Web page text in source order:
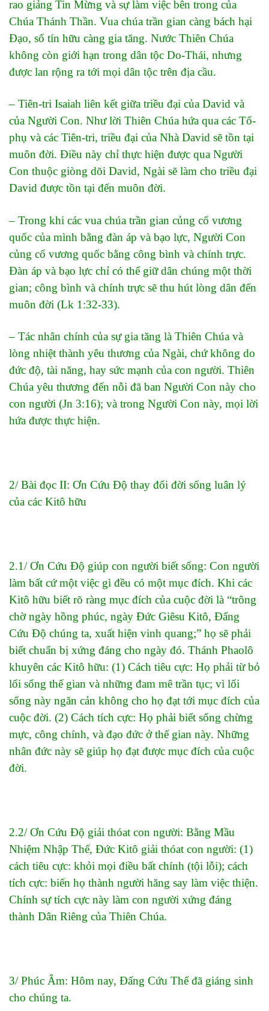
rao giảng Tin Mừng và sự làm việc bên trong của
Chúa Thánh Thần. Vua chúa trần gian càng bách hại
Đạo, số tín hữu càng gia tăng. Nước Thiên Chúa
không còn giới hạn trong dân tộc Do-Thái, nhưng
được lan rộng ra tới mọi dân tộc trên địa cầu.
– Tiên-tri Isaiah liên kết giữa triều đại của David và
của Người Con. Như lời Thiên Chúa hứa qua các Tổ-
phụ và các Tiên-tri, triều đại của Nhà David sẽ tồn tại
muôn đời. Điều này chỉ thực hiện được qua Người
Con thuộc giòng dõi David, Ngài sẽ làm cho triều đại
David được tồn tại đến muôn đời.
– Trong khi các vua chúa trần gian củng cố vương
quốc của mình bằng đàn áp và bạo lực, Người Con
củng cố vương quốc bằng công bình và chính trực.
Đàn áp và bạo lực chỉ có thể giữ dân chúng một thời
gian; công bình và chính trực sẽ thu hút lòng dân đến
muôn đời (Lk 1:32-33).
– Tác nhân chính của sự gia tăng là Thiên Chúa và
lòng nhiệt thành yêu thương của Ngài, chứ không do
đức độ, tài năng, hay sức mạnh của con người. Thiên
Chúa yêu thương đến nỗi đã ban Người Con này cho
con người (Jn 3:16); và trong Người Con này, mọi lời
hứa được thực hiện.
2/ Bài đọc II: Ơn Cứu Độ thay đổi đời sống luân lý
của các Kitô hữu
2.1/ Ơn Cứu Độ giúp con người biết sống: Con người
làm bất cứ một việc gì đều có một mục đích. Khi các
Kitô hữu biết rõ ràng mục đích của cuộc đời là “trông
chờ ngày hồng phúc, ngày Đức Giêsu Kitô, Đấng
Cứu Độ chúng ta, xuất hiện vinh quang;” họ sẽ phải
biết chuẩn bị xứng đáng cho ngày đó. Thánh Phaolô
khuyên các Kitô hữu: (1) Cách tiêu cực: Họ phải từ bỏ
lối sống thế gian và những đam mê trần tục; vì lối
sống này ngăn cản không cho họ đạt tới mục đích của
cuộc đời. (2) Cách tích cực: Họ phải biết sống chừng
mực, công chính, và đạo đức ở thế gian này. Những
nhân đức này sẽ giúp họ đạt được mục đích của cuộc
đời.
2.2/ Ơn Cứu Độ giải thóat con người: Bằng Mầu
Nhiệm Nhập Thể, Đức Kitô giải thóat con người: (1)
cách tiêu cực: khỏi mọi điều bất chính (tội lỗi); cách
tích cực: biến họ thành người hăng say làm việc thiện.
Chính sự tích cực này làm con người xứng đáng
thành Dân Riêng của Thiên Chúa.
3/ Phúc Âm: Hôm nay, Đấng Cứu Thế đã giáng sinh
cho chúng ta.